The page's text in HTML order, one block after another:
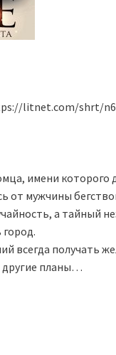
litnet.com/shrt/
имени которого
от мужчины
а тайный
всегда получать
другие планы…